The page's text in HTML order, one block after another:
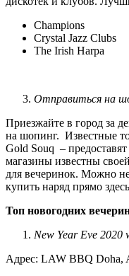
Champions
Crystal Jazz Clubs
The Irish Harpа
Отправиться на
Приезжайте в город за
на шопинг. Известные
Gold Souq –
магазины известны
для вечеринок. Можно
купить наряд прямо
Топ новогодних
New Year Eve 2020
Адрес: LAW BBQ Doha,